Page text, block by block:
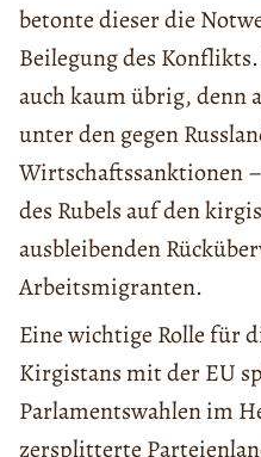
betonte dieser die
Beilegung des
auch kaum übrig, denn
unter den gegen
Wirtschaftssanktionen
des Rubels auf den
ausbleibenden
Arbeitsmigranten.
Eine wichtige Rolle für
Kirgistans mit der EU
Parlamentswahlen im
zersplitterte